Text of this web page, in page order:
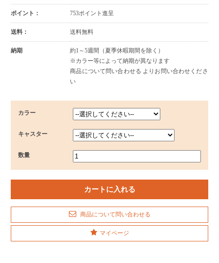
ポイント： 753ポイント進呈
送料： 送料無料
納期
約1～5週間（夏季休暇期間を除く）
※カラー等によって納期が異なります
商品について問い合わせる よりお問い合わせくださ
い
カラー
キャスター
数量
商品について問い合わせる
マイページ